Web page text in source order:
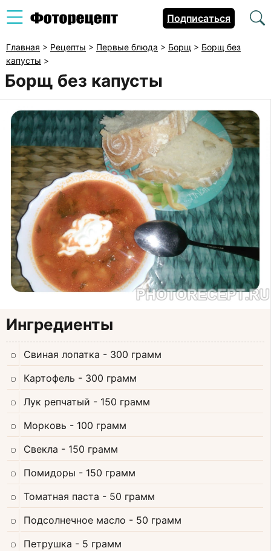
Подписаться
Главная > Рецепты > Первые блюда > Борщ > Борщ без
капусты >
Борщ без капусты
Ингредиенты
Свиная лопатка - 300 грамм
Картофель - 300 грамм
Лук репчатый - 150 грамм
Морковь - 100 грамм
Свекла - 150 грамм
Помидоры - 150 грамм
Томатная паста - 50 грамм
Подсолнечное масло - 50 грамм
Петрушка - 5 грамм